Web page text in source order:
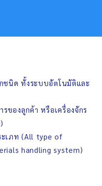
ชนิด ทั้งระบบอัตโนมัติและ
ของลูกค้า หรือเครื่องจักร
ะเภท (All type of
handling system)